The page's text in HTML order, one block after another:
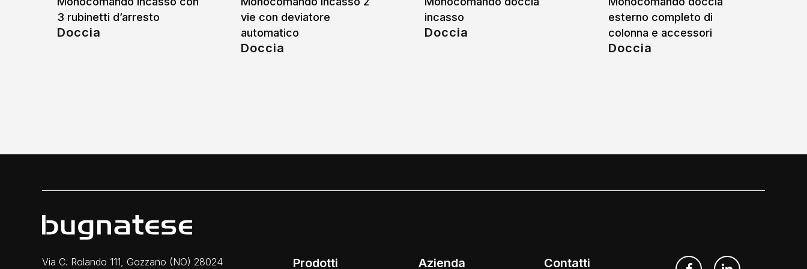
3 rubinetti d’arresto
Doccia
vie con deviatore
automatico
Doccia
incasso
Doccia
esterno completo di
colonna e accessori
Doccia
Via C. Rolando 111, Gozzano (NO) 28024 Prodotti Azienda Contatti